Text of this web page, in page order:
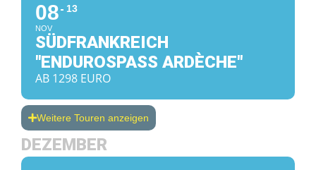
08
NOV
13
SÜDFRANKREICH
"ENDUROSPASS ARDÈCHE"
AB 1298 EURO
Weitere Touren anzeigen
DEZEMBER